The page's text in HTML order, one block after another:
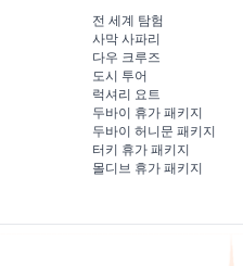
전 세계 탐험
사막 사파리
다우 크루즈
도시 투어
럭셔리 요트
두바이 휴가 패키지
두바이 허니문 패키지
터키 휴가 패키지
몰디브 휴가 패키지